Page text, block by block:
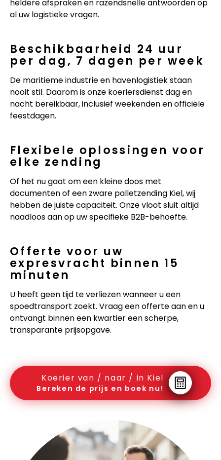
heldere afspraken en razendsnelle antwoorden op
al uw logistieke vragen.
Beschikbaarheid 24 uur
per dag, 7 dagen per week
De maritieme industrie en havenlogistiek staan
nooit stil. Daarom is onze koeriersdienst dag en
nacht bereikbaar, inclusief weekenden en officiële
feestdagen.
Flexibele oplossingen voor
elke zending
Of het nu gaat om een kleine doos met
documenten of een zware palletzending Kiel, wij
hebben de juiste capaciteit. Onze vloot sluit altijd
naadloos aan op uw specifieke B2B-behoefte.
Offerte voor uw
expresvracht binnen 15
minuten
U heeft geen tijd te verliezen wanneer u een
spoedtransport zoekt. Vraag een offerte aan en u
ontvangt binnen een kwartier een scherpe,
transparante prijsopgave.
Koerier van / naar / in Kiel
Bereken de prijs en boek nu!